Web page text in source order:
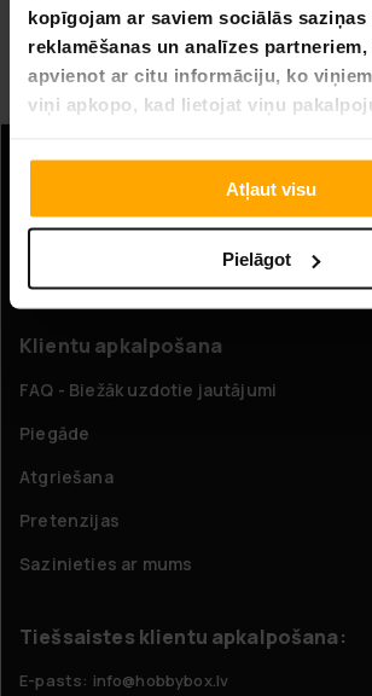
kopīgojam ar saviem sociālās
reklamēšanas un analīzes
apvienot ar citu informāciju, ko
viņi apkopo, kad lietojat viņu
Atļaut visu
Pielāgot
Lapa 1 no 1
Airis
Uzņēmuma informācija
Klientu apkalpošana
FAQ - Biežāk uzdotie jautājumi
Piegāde
Atgriešana
Pretenzijas
Sazinieties ar mums
Tiešsaistes klientu apkalpošana:
E-pasts: info@hobbybox.lv